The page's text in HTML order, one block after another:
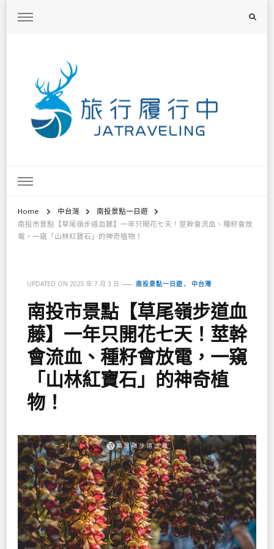
Home 中台灣
南投景點一日遊
南投市景點【草尾嶺步道血藤】一年只開花七天！莖幹會流血、種籽會放
電，一窺「山林紅寶石」的神奇植物！
UPDATED ON 2025 年 7 月 3 日 南投景點一日遊 中台灣
南投市景點【草尾嶺步道血
藤】一年只開花七天！莖幹
會流血、種籽會放電，一窺
「山林紅寶石」的神奇植
物！